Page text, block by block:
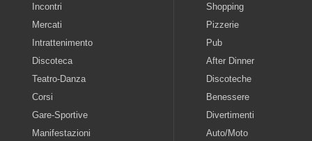
Incontri
Mercati
Intrattenimento
Discoteca
Teatro-Danza
Corsi
Gare-Sportive
Manifestazioni
Shopping
Pizzerie
Pub
After Dinner
Discoteche
Benessere
Divertimenti
Auto/Moto